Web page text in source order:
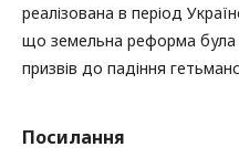
реалізована в період
що земельна реформа була
призвів до падіння
Посилання